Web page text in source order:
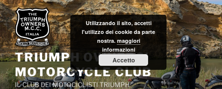
Salta
al
contenuto
TRIUMPH OWNERS'
MOTORCYCLE CLUB
IL CLUB DEI MOTOCICLISTI TRIUMPH
Utilizzando il sito, accetti
l'utilizzo dei cookie da parte
nostra. maggiori
informazioni
Accetto